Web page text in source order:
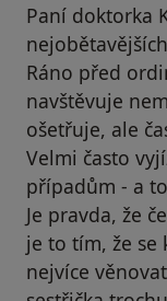
Paní doktorka
Ráno před
navštěvuje
ošetřuje, ale
Velmi často
případům - a
Je pravda, že
je to tím, že se
nejvíce